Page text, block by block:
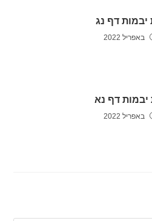
דף נג
דף נא